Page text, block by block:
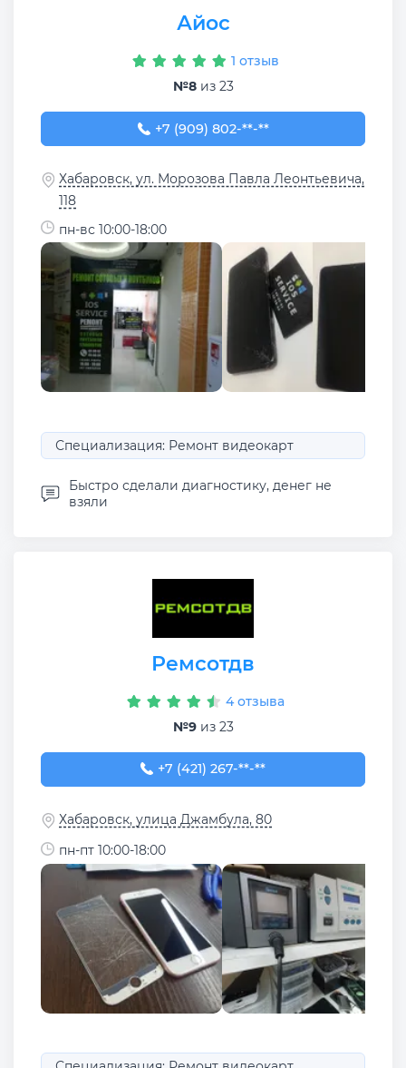
Айос
1 отзыв
№8из 23
+7 (909) 802-68-61
+7 (909) 802-**-**
Хабаровск, ул. Морозова Павла Леонтьевича,
118
пн-вс 10:00-18:00
Специализация: Ремонт видеокарт
Быстро сделали диагностику, денег не
взяли
Ремсотдв
4 отзыва
№9из 23
+7 (421) 267-77-71
+7 (421) 267-**-**
Хабаровск, улица Джамбула, 80
пн-пт 10:00-18:00